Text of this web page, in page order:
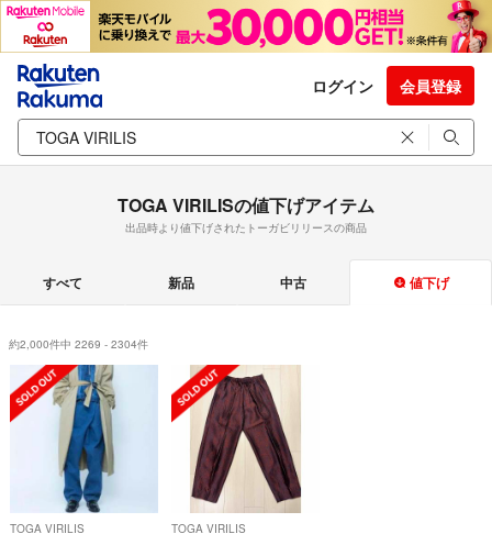
ログイン 会員登録
TOGA VIRILISの値下げアイテム
出品時より値下げされたトーガビリリースの商品
すべて 新品 中古 値下げ
約2,000件中 2269 - 2304件
TOGA VIRILIS TOGA VIRILIS